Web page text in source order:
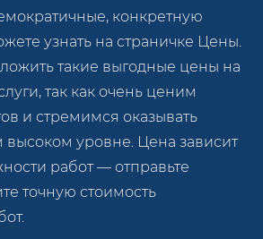
конкретную
узнать на страничке Цены.
такие выгодные цены на
так как очень ценим
и стремимся оказывать
высоком уровне. Цена зависит
работ — отправьте
точную стоимость